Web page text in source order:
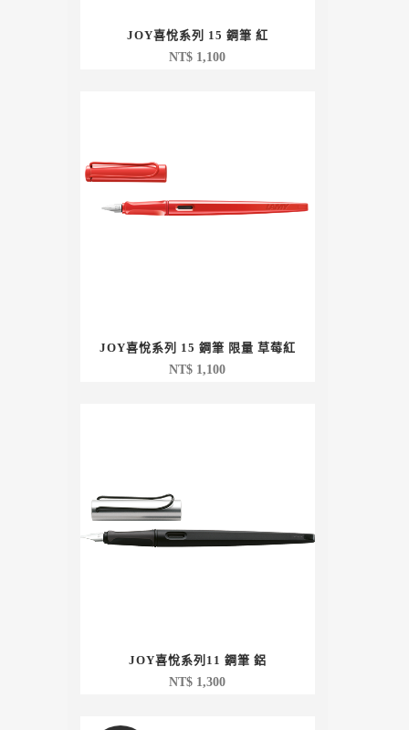
JOY喜悅系列 15 鋼筆 紅
NT$ 1,100
JOY喜悅系列 15 鋼筆 限量 草莓紅
NT$ 1,100
JOY喜悅系列11 鋼筆 鋁
NT$ 1,300